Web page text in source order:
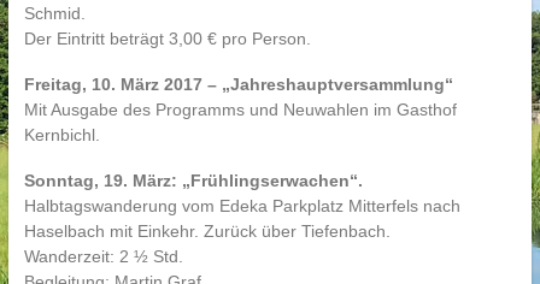
Schmid.
Der Eintritt beträgt 3,00 € pro Person.
Freitag, 10. März 2017 – „Jahreshauptversammlung“
Mit Ausgabe des Programms und Neuwahlen im Gasthof
Kernbichl.
Sonntag, 19. März: „Frühlingserwachen“.
Halbtagswanderung vom Edeka Parkplatz Mitterfels nach
Haselbach mit Einkehr. Zurück über Tiefenbach.
Wanderzeit: 2 ½ Std.